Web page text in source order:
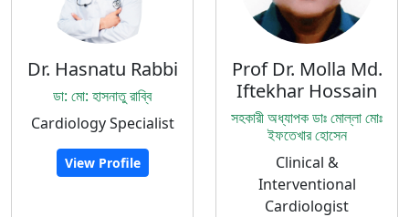
Dr. Hasnatu Rabbi
ডা: মো: হাসনাতু রাব্বি
Cardiology Specialist
View Profile
Prof Dr. Molla Md.
Iftekhar Hossain
সহকারী অধ্যাপক ডাঃ মোল্লা মোঃ
ইফতেখার হোসেন
Clinical &
Interventional
Cardiologist